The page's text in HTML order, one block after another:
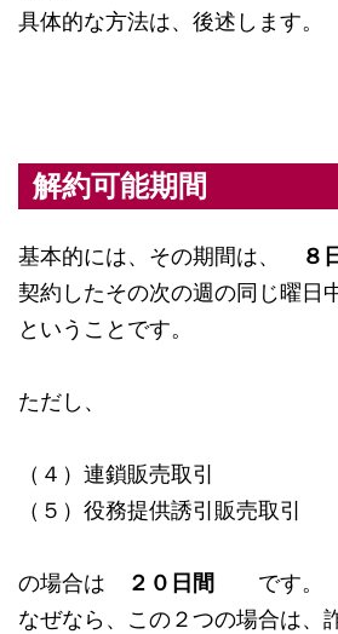
具体的な方法は、後述します。
解約可能期間
基本的には、その期間は、
契約したその次の週の同じ曜日
ということです。
ただし、
（４）連鎖販売取引
（５）役務提供誘引販売取引
の場合は ２０日間 です。
なぜなら、この２つの場合は、